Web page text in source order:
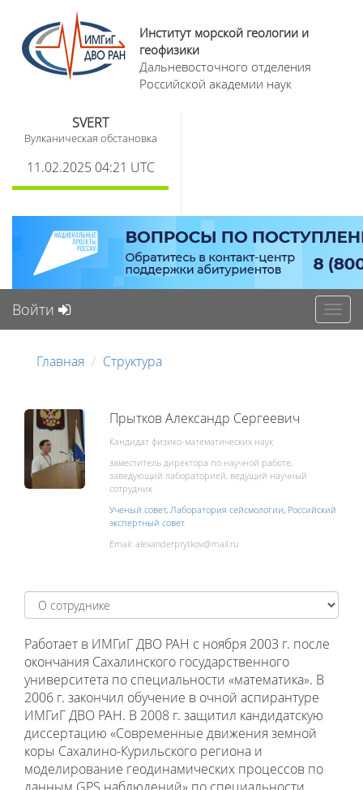
Институт морской геологии и
геофизики
Дальневосточного отделения
Российской академии наук
SVERT
Вулканическая обстановка
11.02.2025 04:21 UTC
Войти
Главная Структура
Прытков Александр Сергеевич
Кандидат физико-математических наук
заместитель директора по научной работе,
заведующий лабораторией, ведущий научный
сотрудник
Ученый совет, Лаборатория сейсмологии, Российский
экспертный совет
Email:
Работает в ИМГиГ ДВО РАН с ноября 2003 г. после
окончания Сахалинского государственного
университета по специальности «математика». В
2006 г. закончил обучение в очной аспирантуре
ИМГиГ ДВО РАН. В 2008 г. защитил кандидатскую
диссертацию «Современные движения земной
коры Сахалино-Курильского региона и
моделирование геодинамических процессов по